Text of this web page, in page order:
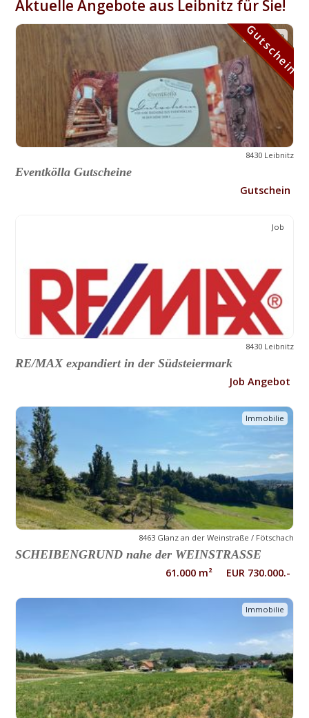
Aktuelle Angebote aus Leibnitz für Sie!
Gutschein
8430 Leibnitz
Eventkölla Gutscheine
Gutschein
Gutschein
Job
8430 Leibnitz
RE/MAX expandiert in der Südsteiermark
Job Angebot
Immobilie
8463 Glanz an der Weinstraße / Fötschach
SCHEIBENGRUND nahe der WEINSTRASSE
61.000 m² EUR 730.000.-
Immobilie